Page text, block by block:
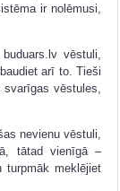
ir nolēmusi,
vēstuli,
arī to. Tieši
svarīgas vēstules,
nevienu vēstuli,
tātad vienīgā –
meklējiet